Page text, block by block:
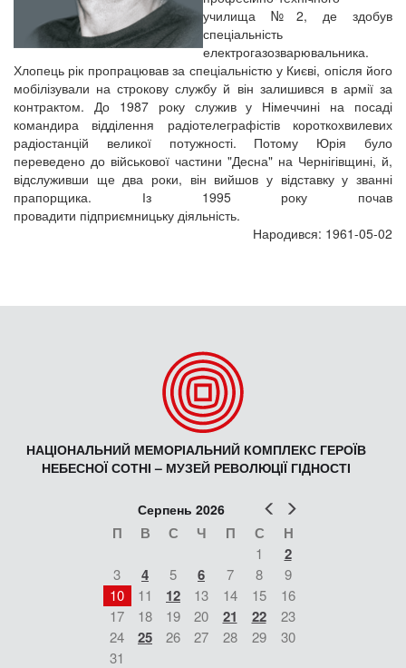
училища №2, де здобув
спеціальність
електрогазозварювальника.
Хлопець рік пропрацював за спеціальністю у Києві, опісля його
мобілізували на строкову службу й він залишився в армії за
контрактом. До 1987 року служив у Німеччині на посаді
командира відділення радіотелеграфістів короткохвилевих
радіостанцій великої потужності. Потому Юрія було
переведено до військової частини "Десна" на Чернігівщині, й,
відслуживши ще два роки, він вийшов у відставку у званні
прапорщика. Із 1995 року почав
провадити підприємницьку діяльність.
Народився: 1961-05-02
НАЦІОНАЛЬНИЙ МЕМОРІАЛЬНИЙ КОМПЛЕКС ГЕРОЇВ
НЕБЕСНОЇ СОТНІ – МУЗЕЙ РЕВОЛЮЦІЇ ГІДНОСТІ
Попер
Серпень 2026
П В С Ч П С Н
1 2
3 4 5 6 7 8
9
10
11 12 13 14 15
16
17
18 19 20 21 22
23
24
25 26 27 28 29
30
31